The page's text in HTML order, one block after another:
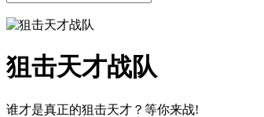
狙击天才战队
谁才是真正的狙击天才？等你来战!